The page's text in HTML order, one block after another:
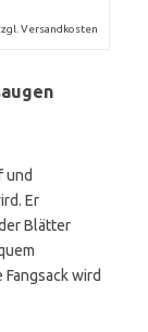
Versandkosten
und
Er
Blätter
wird